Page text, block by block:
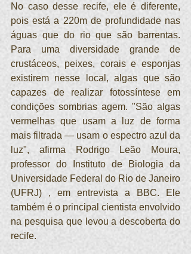
No caso desse recife, ele é diferente,
pois está a 220m de profundidade nas
águas que do rio que são barrentas.
Para uma diversidade grande de
crustáceos, peixes, corais e esponjas
existirem nesse local, algas que são
capazes de realizar fotossíntese em
condições sombrias agem. "São algas
vermelhas que usam a luz de forma
mais filtrada — usam o espectro azul da
luz", afirma Rodrigo Leão Moura,
professor do Instituto de Biologia da
Universidade Federal do Rio de Janeiro
(UFRJ) , em entrevista a BBC. Ele
também é o principal cientista envolvido
na pesquisa que levou a descoberta do
recife.